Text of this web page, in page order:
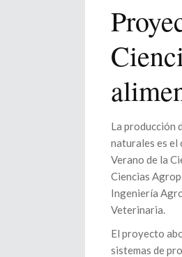
La producción
naturales es el
Verano de la
Ciencias
Ingeniería
Veterinaria.
El proyecto
sistemas de